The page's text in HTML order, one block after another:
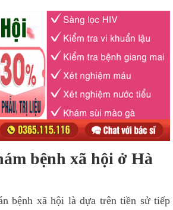
bệnh xã hội ở Hà
bệnh xã hội là dựa trên tiền sử tiếp